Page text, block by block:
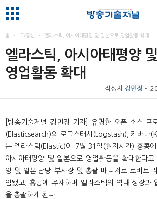
홈 IT/통신 엘라스틱, 아시아태평양 및 일본으로 영업활동 확대
엘라스틱, 아시아태평양
영업활동 확대
작성자 강민정 -
방송기술저널 강민정 기자] 유명한 오픈 소스 프
(Elasticsearch)와 로그스태시 (Logstash), 키바나
는 엘라스틱 (Elastic)이 7월31 일 (현지시간)홍콩
아시아태평양 및 일본으로 영업활동을 확대한다고
양 및 일본 담당 부사장 및 총괄 매니저로 로버트
임됐고 ,홍콩에 주재하며 엘라스틱의 역내 성장과
을 총괄하게 된다